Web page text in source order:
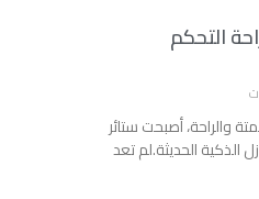
التحكم
والراحة، أصبحت ستائر
الذكية الحديثة.لم تعد